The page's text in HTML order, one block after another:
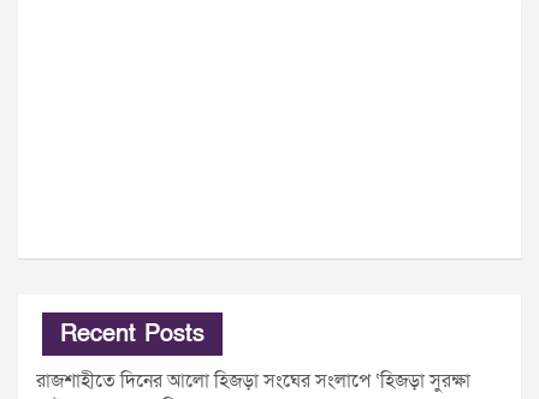
Recent Posts
রাজশাহীতে দিনের আলো হিজড়া সংঘের সংলাপে ‘হিজড়া সুরক্ষা